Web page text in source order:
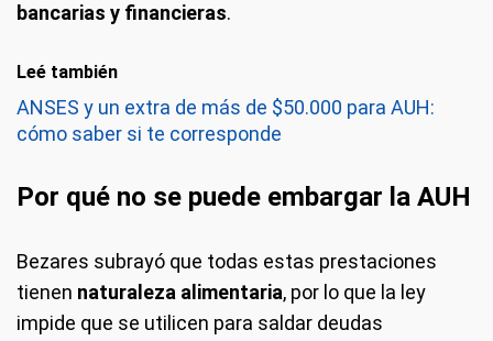
bancarias y financieras.
Leé también
ANSES y un extra de más de $50.000 para AUH:
cómo saber si te corresponde
Por qué no se puede embargar la AUH
Bezares subrayó que todas estas prestaciones
tienen naturaleza alimentaria, por lo que la ley
impide que se utilicen para saldar deudas